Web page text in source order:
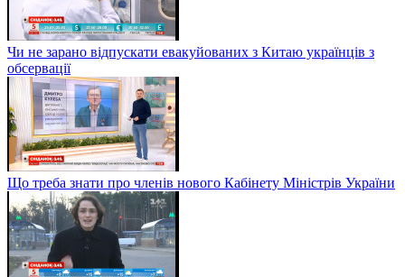
Чи не зарано відпускати евакуйованих з Китаю українців з
обсервації
Що треба знати про членів нового Кабінету Міністрів України